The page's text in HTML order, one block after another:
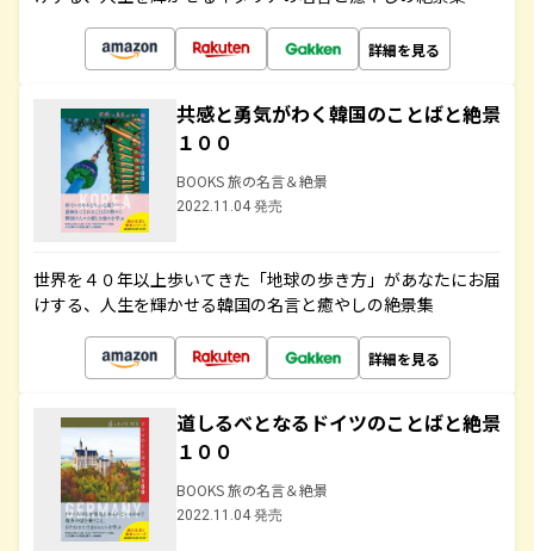
詳細を見る
共感と勇気がわく韓国のことばと絶景
１００
BOOKS 旅の名言＆絶景
2022.11.04 発売
世界を４０年以上歩いてきた「地球の歩き方」があなたにお届
けする、人生を輝かせる韓国の名言と癒やしの絶景集
詳細を見る
道しるべとなるドイツのことばと絶景
１００
BOOKS 旅の名言＆絶景
2022.11.04 発売